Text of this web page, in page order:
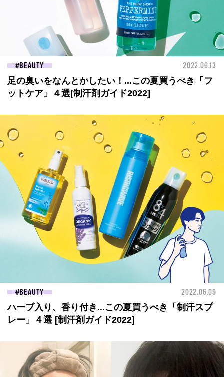
BEAUTY 2022.06.13
足の臭いをなんとかしたい！...この夏買うべき「フ
ットケア」４選[制汗剤ガイド2022]
BEAUTY 2022.06.09
ハーブ入り、香り付き...この夏買うべき「制汗スプ
レー」４選 [制汗剤ガイド2022]